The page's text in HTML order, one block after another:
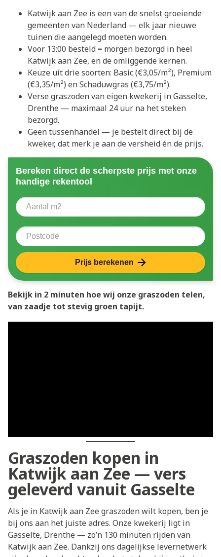
Katwijk aan Zee is een van de snelst groeiende
gemeenten van Nederland — elk jaar nieuwe
tuinen die aangelegd moeten worden.
Voor 13:00 besteld = morgen bezorgd in heel
Katwijk aan Zee, en de omliggende kernen.
Keuze uit drie soorten: Basic (€3,05/m²), Premium
(€3,35/m²) en Schaduwgras (€3,75/m²).
Verse graszoden van eigen kwekerij in Gasselte,
Drenthe — maximaal 24 uur na het steken
bezorgd.
Geen tussenhandel — je bestelt direct bij de
kweker, dat merk je aan de versheid én de prijs.
Bereken direct de scherpste prijs met onze
handige rekentool
Aantal vierkante meter
Postcode
Prijs berekenen
Bekijk in 2 minuten hoe wij onze graszoden telen,
van zaadje tot stevig groen tapijt.
Graszoden kopen in
Katwijk aan Zee — vers
geleverd vanuit Gasselte
Als je in Katwijk aan Zee graszoden wilt kopen, ben je
bij ons aan het juiste adres. Onze kwekerij ligt in
Gasselte, Drenthe — zo’n 130 minuten rijden van
Katwijk aan Zee. Dankzij ons dagelijkse levernetwerk